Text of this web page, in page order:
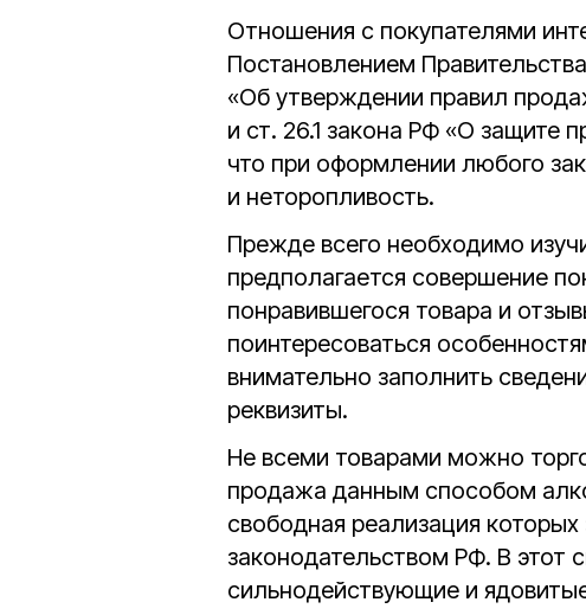
Отношения с покупателями
Постановлением
«Об утверждении правил
и ст. 26.1 закона РФ «О защите
что при оформлении любого
и неторопливость.
Прежде всего необходимо
предполагается совершение
понравившегося товара и
поинтересоваться
внимательно заполнить
реквизиты.
Не всеми товарами можно
продажа данным способом
свободная реализация
законодательством РФ. В этот
сильнодействующие и